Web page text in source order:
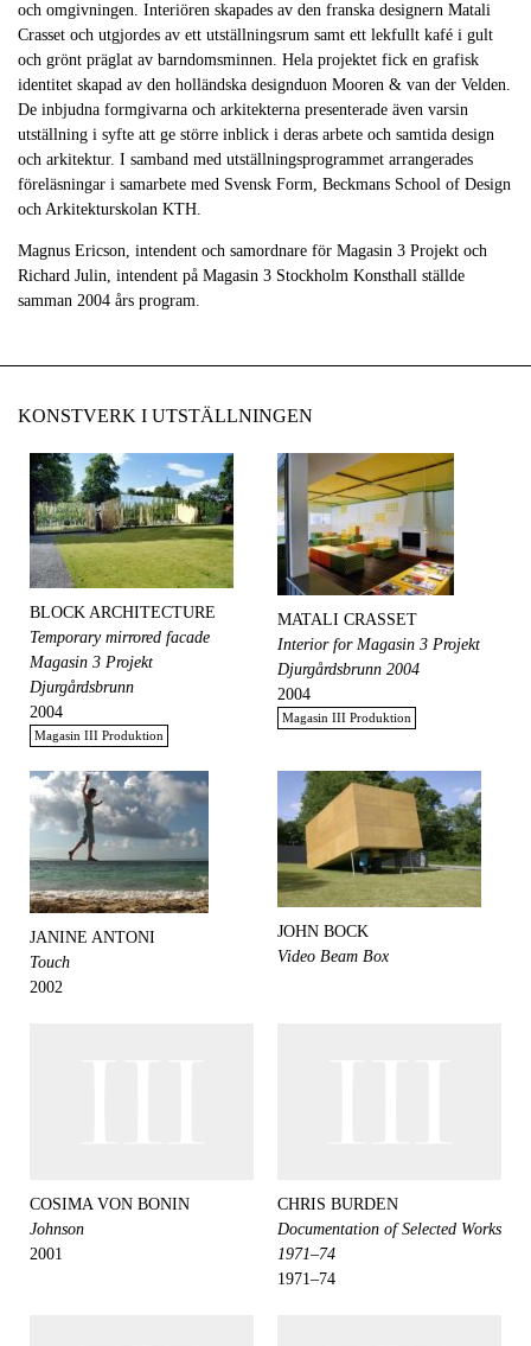
och omgivningen. Interiören skapades av den franska designern Matali
Crasset och utgjordes av ett utställningsrum samt ett lekfullt kafé i gult
och grönt präglat av barndomsminnen. Hela projektet fick en grafisk
identitet skapad av den holländska designduon Mooren & van der Velden.
De inbjudna formgivarna och arkitekterna presenterade även varsin
utställning i syfte att ge större inblick i deras arbete och samtida design
och arkitektur. I samband med utställningsprogrammet arrangerades
föreläsningar i samarbete med Svensk Form, Beckmans School of Design
och Arkitekturskolan KTH.
Magnus Ericson, intendent och samordnare för Magasin 3 Projekt och
Richard Julin, intendent på Magasin 3 Stockholm Konsthall ställde
samman 2004 års program.
KONSTVERK I UTSTÄLLNINGEN
BLOCK ARCHITECTURE
Temporary mirrored facade
Magasin 3 Projekt
Djurgårdsbrunn
2004
Magasin III Produktion
MATALI CRASSET
Interior for Magasin 3 Projekt
Djurgårdsbrunn 2004
2004
Magasin III Produktion
JANINE ANTONI
Touch
2002
JOHN BOCK
Video Beam Box
COSIMA VON BONIN
Johnson
2001
CHRIS BURDEN
Documentation of Selected Works
1971–74
1971–74